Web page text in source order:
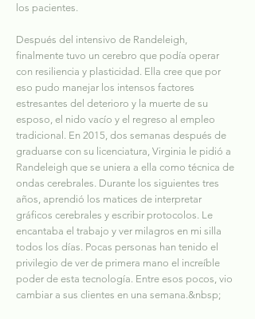
los pacientes.
Después del intensivo de Randeleigh,
finalmente tuvo un cerebro que podía operar
con resiliencia y plasticidad. Ella cree que por
eso pudo manejar los intensos factores
estresantes del deterioro y la muerte de su
esposo, el nido vacío y el regreso al empleo
tradicional. En 2015, dos semanas después de
graduarse con su licenciatura, Virginia le pidió a
Randeleigh que se uniera a ella como técnica de
ondas cerebrales. Durante los siguientes tres
años, aprendió los matices de interpretar
gráficos cerebrales y escribir protocolos. Le
encantaba el trabajo y ver milagros en mi silla
todos los días. Pocas personas han tenido el
privilegio de ver de primera mano el increíble
poder de esta tecnología. Entre esos pocos, vio
cambiar a sus clientes en una semana.&nbsp;